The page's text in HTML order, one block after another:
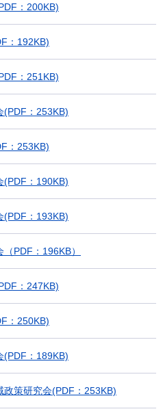
：200KB)
：192KB)
：251KB)
(PDF：253KB)
：253KB)
(PDF：190KB)
(PDF：193KB)
PDF：196KB）
：247KB)
：250KB)
(PDF：189KB)
政策研究会(PDF：253KB)